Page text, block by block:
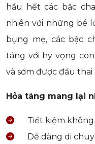
hầu hết các bậc
nhiên với những bé
bụng mẹ, các bậc
táng với hy vọng
và sớm được đầu thai
Hỏa táng mang lại
Tiết kiệm
Dễ dàng di